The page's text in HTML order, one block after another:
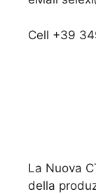
Cell +39
La Nuova
della